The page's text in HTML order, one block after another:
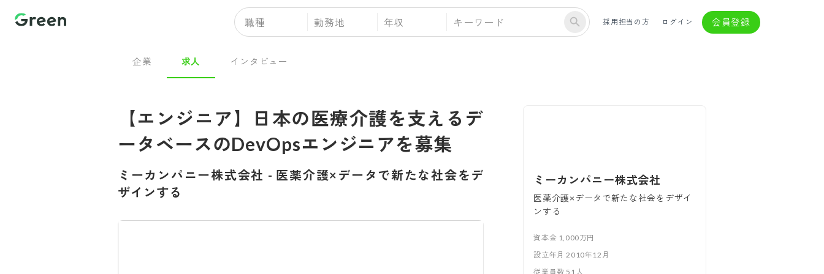
職種 勤務地 年収 採用担当の方 ログイン 会員登録
企業 求人 インタビュー
【エンジニア】日本の医療介護を支えるデ
ータベースのDevOpsエンジニアを募集
ミーカンパニー株式会社 - 医薬介護×データで新たな社会をデ
ザインする
ミーカンパニー株式会社
医薬介護×データで新たな社会をデザイ
ンする
資本金 1,000万円
設立年月 2010年12月
従業員数 51 人